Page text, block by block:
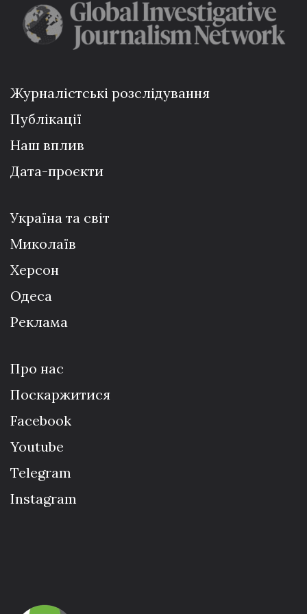
Журналістські розслідування
Публікації
Наш вплив
Дата-проєкти
Україна та світ
Миколаїв
Херсон
Одеса
Реклама
Про нас
Поскаржитися
Facebook
Youtube
Telegram
Instagram